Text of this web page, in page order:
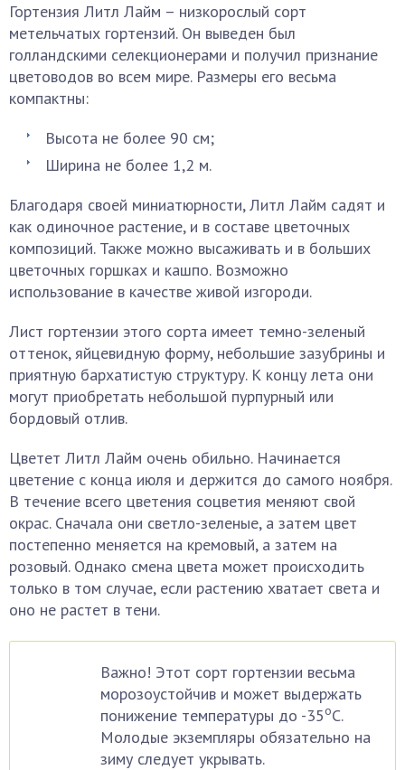
Гортензия Литл Лайм – низкорослый сорт
метельчатых гортензий. Он выведен был
голландскими селекционерами и получил признание
цветоводов во всем мире. Размеры его весьма
компактны:
Высота не более 90 см;
Ширина не более 1,2 м.
Благодаря своей миниатюрности, Литл Лайм садят и
как одиночное растение, и в составе цветочных
композиций. Также можно высаживать и в больших
цветочных горшках и кашпо. Возможно
использование в качестве живой изгороди.
Лист гортензии этого сорта имеет темно-зеленый
оттенок, яйцевидную форму, небольшие зазубрины и
приятную бархатистую структуру. К концу лета они
могут приобретать небольшой пурпурный или
бордовый отлив.
Цветет Литл Лайм очень обильно. Начинается
цветение с конца июля и держится до самого ноября.
В течение всего цветения соцветия меняют свой
окрас. Сначала они светло-зеленые, а затем цвет
постепенно меняется на кремовый, а затем на
розовый. Однако смена цвета может происходить
только в том случае, если растению хватает света и
оно не растет в тени.
Важно! Этот сорт гортензии весьма
морозоустойчив и может выдержать
понижение температуры до -35оС.
Молодые экземпляры обязательно на
зиму следует укрывать.